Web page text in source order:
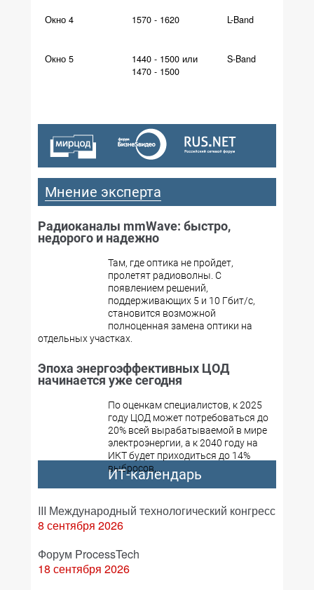
Окно 4
1570 - 1620 L-Band
Окно 5
1440 - 1500 или
1470 - 1500
S-Band
Мнение эксперта
Радиоканалы mmWave: быстро,
недорого и надежно
Там, где оптика не пройдет,
пролетят радиоволны. С
появлением решений,
поддерживающих 5 и 10 Гбит/с,
становится возможной
полноценная замена оптики на
отдельных участках.
Эпоха энергоэффективных ЦОД
начинается уже сегодня
По оценкам специалистов, к 2025
году ЦОД может потребоваться до
20% всей вырабатываемой в мире
электроэнергии, а к 2040 году на
ИКТ будет приходиться до 14%
выбросов,...
ИТ-календарь
III Международный технологический конгресс
8 сентября 2026
Форум ProcessTech
18 сентября 2026